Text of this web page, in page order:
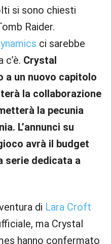
si sono chiesti
Raider.
ci sarebbe
Crystal
a un nuovo capitolo
la collaborazione
la pecunia
L’annunci su
avrà il budget
serie dedicata a
di Lara Croft
ma Crystal
hanno confermato